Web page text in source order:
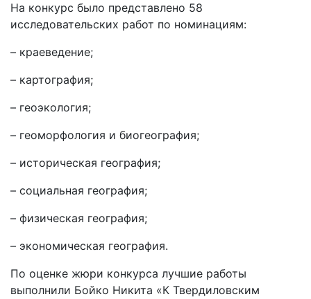
На конкурс было представлено 58
исследовательских работ по номинациям:
– краеведение;
– картография;
– геоэкология;
– геоморфология и биогеография;
– историческая география;
– социальная география;
– физическая география;
– экономическая география.
По оценке жюри конкурса лучшие работы
выполнили Бойко Никита «К Твердиловским